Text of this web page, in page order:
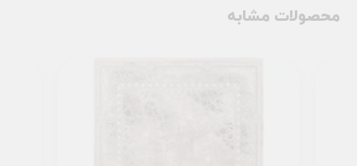
محصولات مشابه